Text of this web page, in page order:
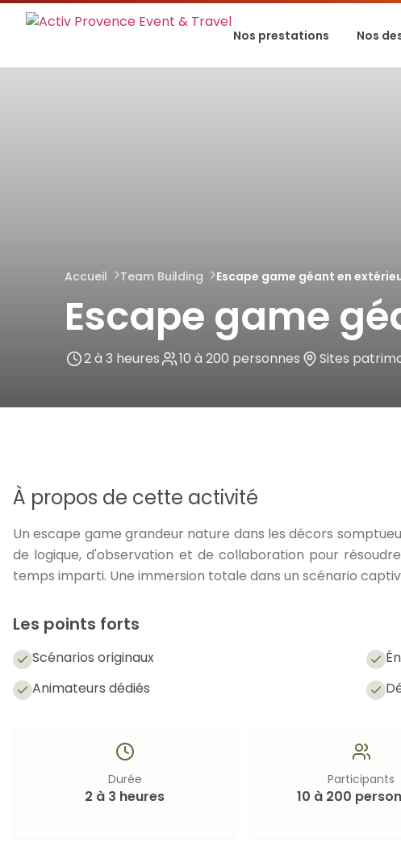
Nos prestations Nos
Accueil Team Building Escape game géant en
Escape game
2 à 3 heures 10 à 200 personnes Sites
À propos de cette activité
Un escape game grandeur nature dans les décors
de logique, d'observation et de collaboration pour
temps imparti. Une immersion totale dans un scénario
Les points forts
Scénarios originaux
Animateurs dédiés
Durée
2 à 3 heures
Participants
10 à 200